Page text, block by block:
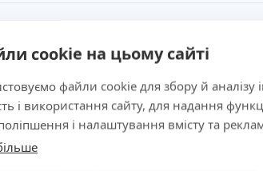
cookie на цьому сайті
файли cookie для збору й аналізу
і використання сайту, для надання
і налаштування вмісту та